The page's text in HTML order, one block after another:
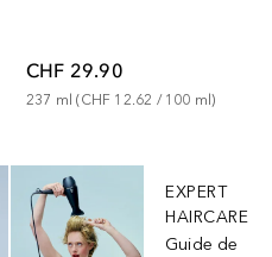
CHF 29.90
237 ml (CHF 12.62 / 100 ml)
EXPERT
HAIRCARE
Guide de